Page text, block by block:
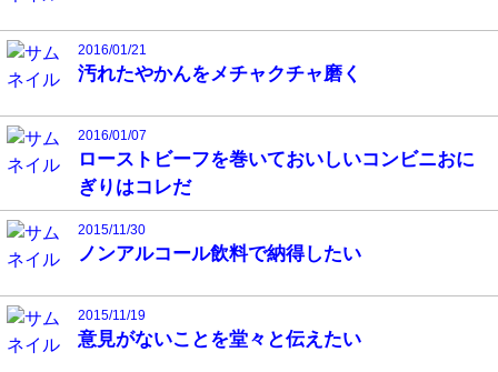
2016/01/21
汚れたやかんをメチャクチャ磨く
2016/01/07
ローストビーフを巻いておいしいコンビニおに
ぎりはコレだ
2015/11/30
ノンアルコール飲料で納得したい
2015/11/19
意見がないことを堂々と伝えたい